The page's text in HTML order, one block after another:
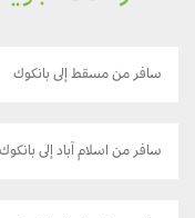
سافر من مسقط إلى بانكوك
سافر من اسلام آباد إلى بانكوك